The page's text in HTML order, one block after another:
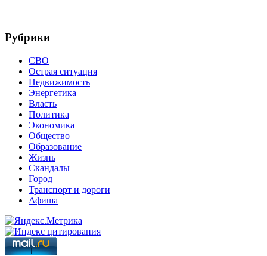
Рубрики
СВО
Острая ситуация
Недвижимость
Энергетика
Власть
Политика
Экономика
Общество
Образование
Жизнь
Скандалы
Город
Транспорт и дороги
Афиша